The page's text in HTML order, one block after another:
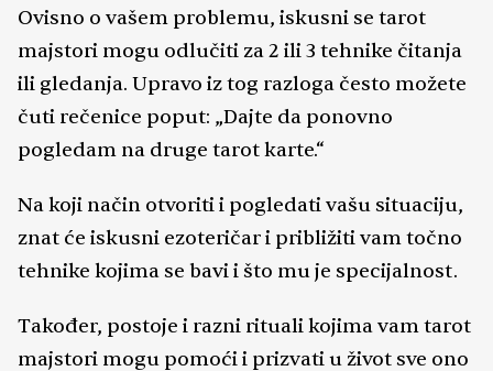
Ovisno o vašem problemu, iskusni se tarot
majstori mogu odlučiti za 2 ili 3 tehnike čitanja
ili gledanja. Upravo iz tog razloga često možete
čuti rečenice poput: „Dajte da ponovno
pogledam na druge tarot karte.“
Na koji način otvoriti i pogledati vašu situaciju,
znat će iskusni ezoteričar i približiti vam točno
tehnike kojima se bavi i što mu je specijalnost.
Također, postoje i razni rituali kojima vam tarot
majstori mogu pomoći i prizvati u život sve ono